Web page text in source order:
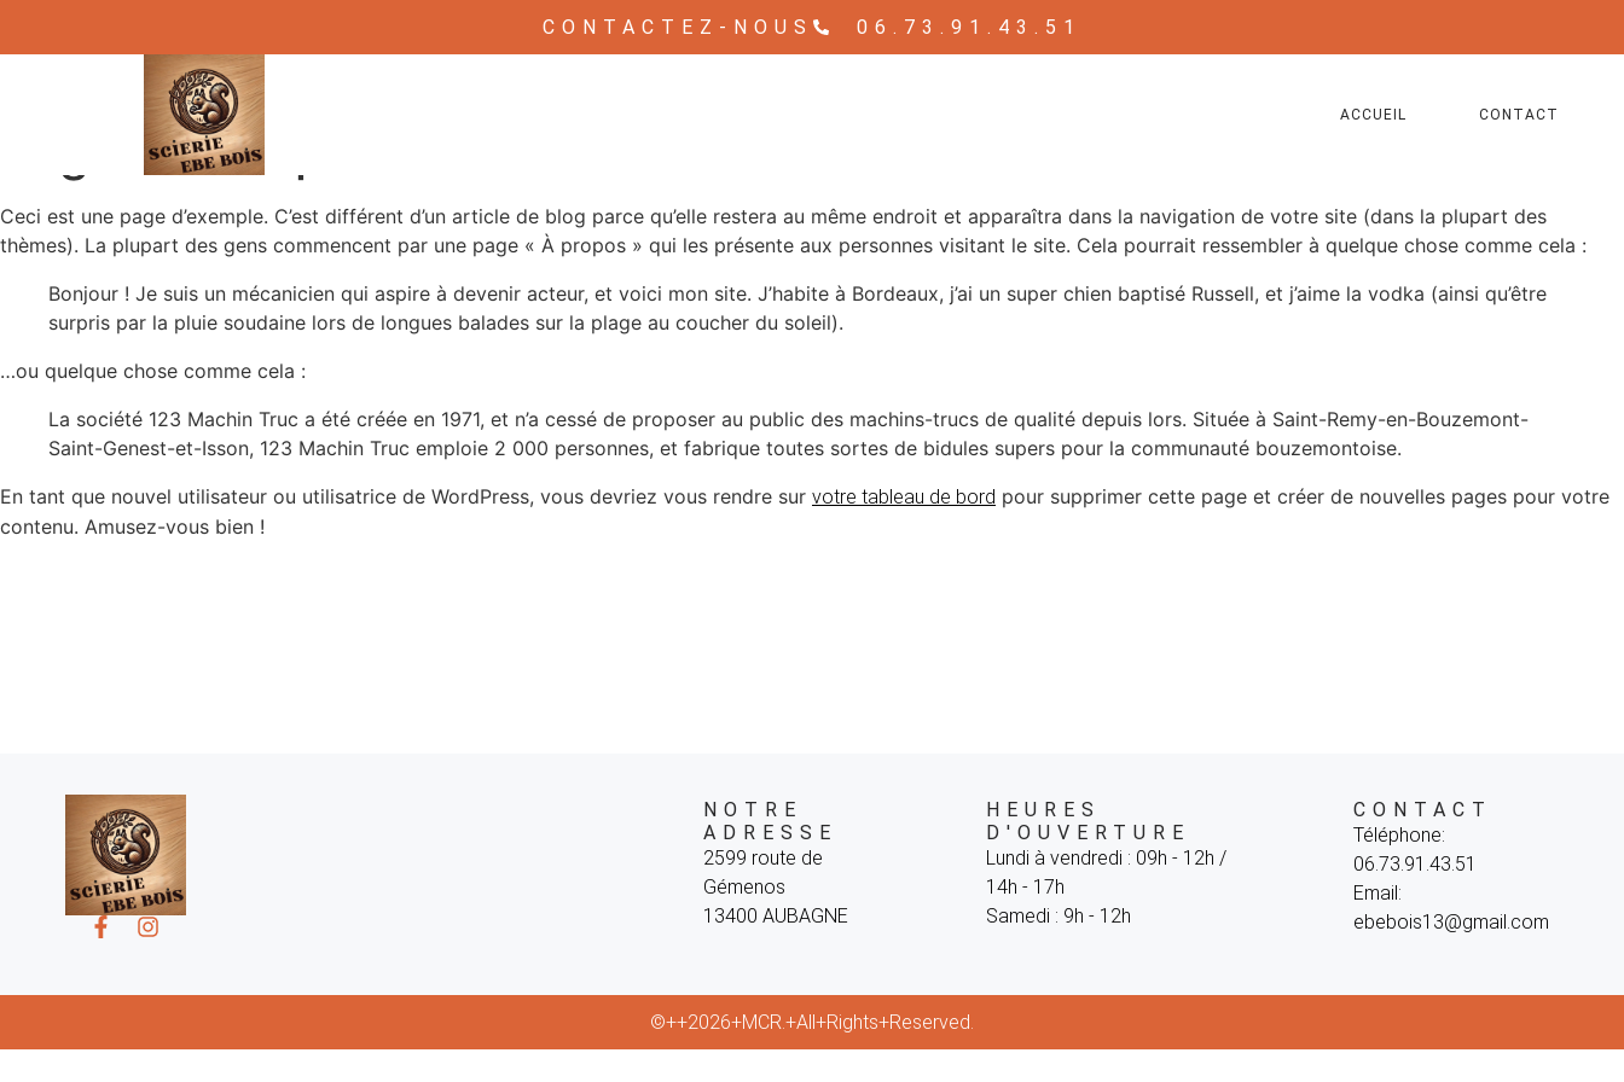
CONTACTEZ-NOUS 06.73.91.43.51
ACCUEIL CONTACT
Page d’exemple
Ceci est une page d’exemple. C’est différent d’un article de blog parce qu’elle restera au même endroit et apparaîtra dans la navigation de votre site (dans la plupart des
thèmes). La plupart des gens commencent par une page « À propos » qui les présente aux personnes visitant le site. Cela pourrait ressembler à quelque chose comme cela :
Bonjour ! Je suis un mécanicien qui aspire à devenir acteur, et voici mon site. J’habite à Bordeaux, j’ai un super chien baptisé Russell, et j’aime la vodka (ainsi qu’être
surpris par la pluie soudaine lors de longues balades sur la plage au coucher du soleil).
…ou quelque chose comme cela :
La société 123 Machin Truc a été créée en 1971, et n’a cessé de proposer au public des machins-trucs de qualité depuis lors. Située à Saint-Remy-en-Bouzemont-
Saint-Genest-et-Isson, 123 Machin Truc emploie 2 000 personnes, et fabrique toutes sortes de bidules supers pour la communauté bouzemontoise.
En tant que nouvel utilisateur ou utilisatrice de WordPress, vous devriez vous rendre sur votre tableau de bord pour supprimer cette page et créer de nouvelles pages pour votre
contenu. Amusez-vous bien !
NOTRE
ADRESSE
2599 route de
Gémenos
13400 AUBAGNE
HEURES
D'OUVERTURE
Lundi à vendredi : 09h - 12h /
14h - 17h
Samedi : 9h - 12h
CONTACT
Téléphone:
06.73.91.43.51
Email:
ebebois13@gmail.com
©++2026+MCR.+All+Rights+Reserved.